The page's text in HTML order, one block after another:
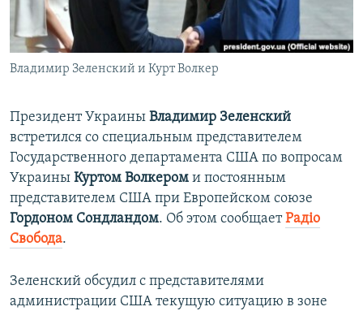
ПОБЕДИТЕЛЕЙ НЕ СУДЯТ?
КРЫМ.НЕПОКОРЕННЫЙ
ELIFBE
ПРИСОЕДИНЯЙТЕСЬ!
Все сайты RFE/RL
Владимир Зеленский и Курт Волкер
Президент Украины Владимир Зеленский
встретился со специальным представителем
Государственного департамента США по вопросам
Украины Куртом Волкером и постоянным
представителем США при Европейском союзе
Гордоном Сондландом. Об этом сообщаетРадіо
Свобода.
Зеленский обсудил с представителями
администрации США текущую ситуацию в зоне